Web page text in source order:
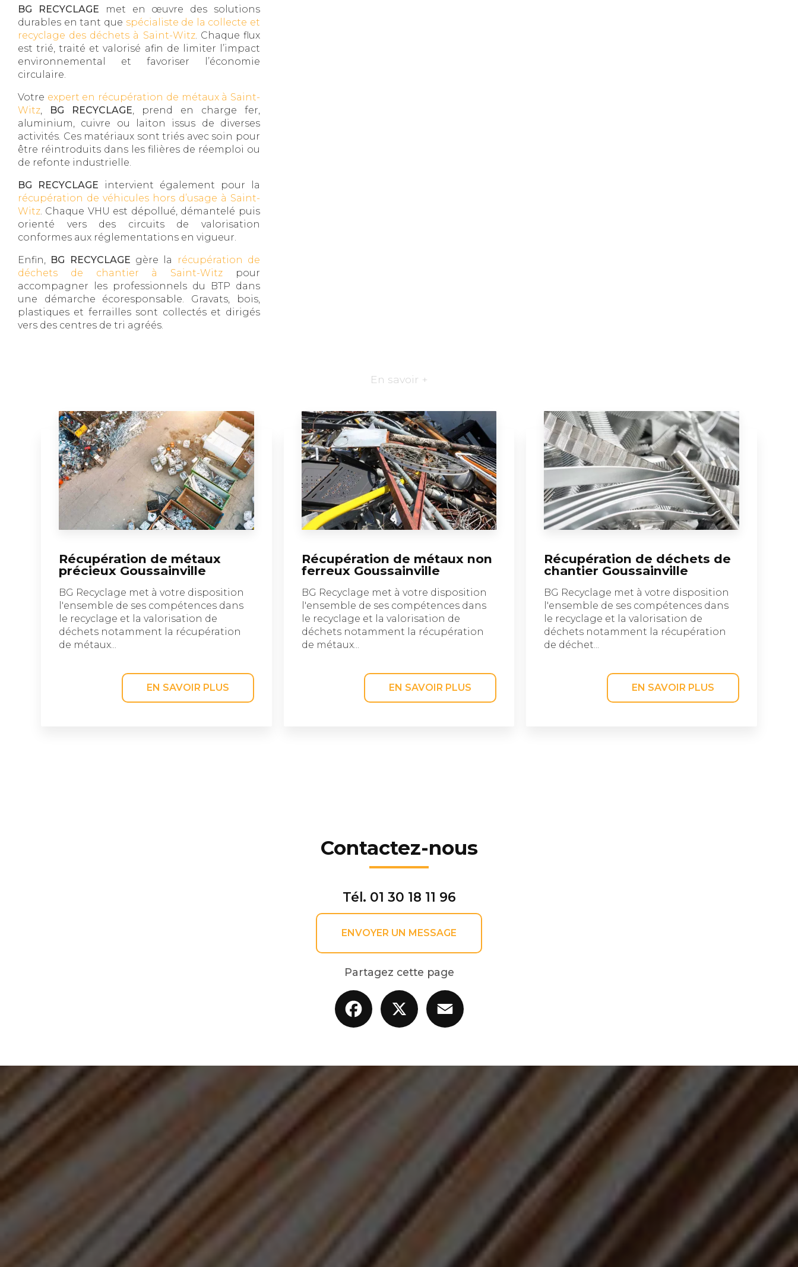
BG RECYCLAGE met en œuvre des solutions
durables en tant que spécialiste de la collecte et
recyclage des déchets à Saint-Witz. Chaque flux
est trié, traité et valorisé afin de limiter l’impact
environnemental et favoriser l’économie
circulaire.
Votre expert en récupération de métaux à Saint-
Witz, BG RECYCLAGE, prend en charge fer,
aluminium, cuivre ou laiton issus de diverses
activités. Ces matériaux sont triés avec soin pour
être réintroduits dans les filières de réemploi ou
de refonte industrielle.
BG RECYCLAGE intervient également pour la
récupération de véhicules hors d’usage à Saint-
Witz. Chaque VHU est dépollué, démantelé puis
orienté vers des circuits de valorisation
conformes aux réglementations en vigueur.
Enfin, BG RECYCLAGE gère la
récupération de
déchets de chantier à Saint-Witz pour
accompagner les professionnels du BTP dans
une démarche écoresponsable. Gravats, bois,
plastiques et ferrailles sont collectés et dirigés
vers des centres de tri agréés.
En savoir +
Récupération de métaux
précieux Goussainville
BG Recyclage met à votre disposition
l'ensemble de ses compétences dans
le recyclage et la valorisation de
déchets notamment la récupération
de métaux...
EN SAVOIR PLUS
Récupération de métaux non
ferreux Goussainville
BG Recyclage met à votre disposition
l'ensemble de ses compétences dans
le recyclage et la valorisation de
déchets notamment la récupération
de métaux...
EN SAVOIR PLUS
Récupération de déchets de
chantier Goussainville
BG Recyclage met à votre disposition
l'ensemble de ses compétences dans
le recyclage et la valorisation de
déchets notamment la récupération
de déchet...
EN SAVOIR PLUS
Contactez-nous
Tél. 01 30 18 11 96
ENVOYER UN MESSAGE
Partagez cette page
Facebook